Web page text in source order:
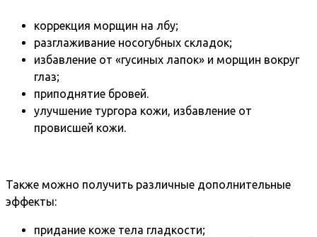
коррекция морщин на лбу;
разглаживание носогубных складок;
избавление от «гусиных лапок» и морщин вокруг
глаз;
приподнятие бровей.
улучшение тургора кожи, избавление от
провисшей кожи.
Также можно получить различные дополнительные
эффекты:
придание коже тела гладкости;